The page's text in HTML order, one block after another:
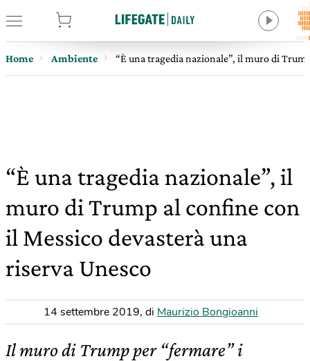
Home Ambiente “È una tragedia nazionale”, il muro di
“È una tragedia nazionale”, il
muro di Trump al confine con
il Messico devasterà una
riserva Unesco
14 settembre 2019, di Maurizio Bongioanni
Il muro di Trump per “fermare” i